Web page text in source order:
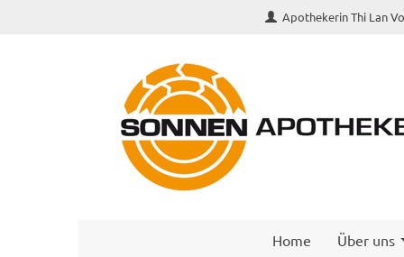
Apothekerin Thi Lan
Home Über uns